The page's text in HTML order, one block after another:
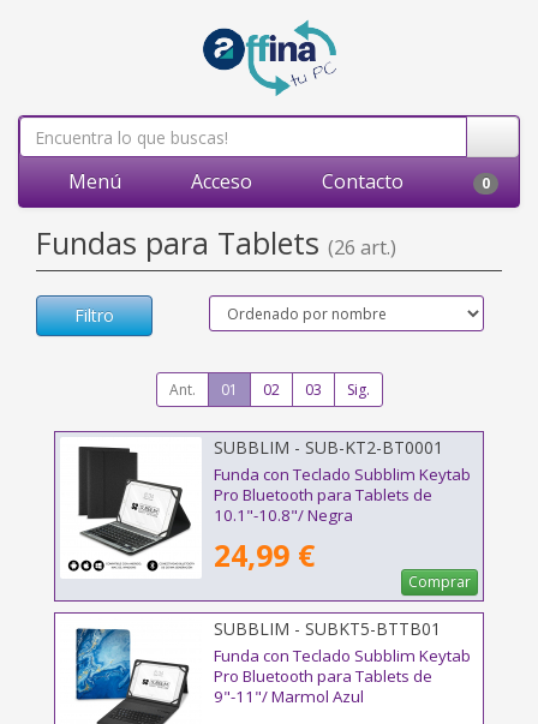
Menú Acceso Contacto 0
Fundas para Tablets (26 art.)
Filtro
Ant. 01 02 03 Sig.
SUBBLIM - SUB-KT2-BT0001
Funda con Teclado Subblim Keytab
Pro Bluetooth para Tablets de
10.1"-10.8"/ Negra
24,99 €
Comprar
SUBBLIM - SUBKT5-BTTB01
Funda con Teclado Subblim Keytab
Pro Bluetooth para Tablets de
9"-11"/ Marmol Azul